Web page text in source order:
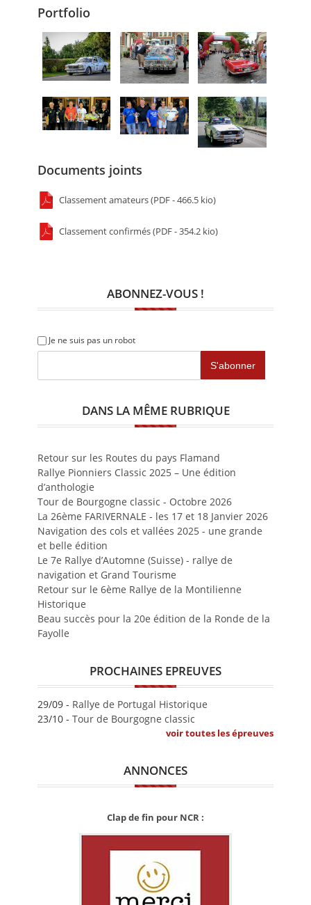
Portfolio
Documents joints
Classement amateurs (PDF - 466.5 kio)
Classement confirmés (PDF - 354.2 kio)
ABONNEZ-VOUS !
Je ne suis pas un robot
DANS LA MÊME RUBRIQUE
Retour sur les Routes du pays Flamand
Rallye Pionniers Classic 2025 – Une édition
d’anthologie
Tour de Bourgogne classic - Octobre 2026
La 26ème FARIVERNALE - les 17 et 18 Janvier 2026
Navigation des cols et vallées 2025 - une grande
et belle édition
Le 7e Rallye d’Automne (Suisse) - rallye de
navigation et Grand Tourisme
Retour sur le 6ème Rallye de la Montilienne
Historique
Beau succès pour la 20e édition de la Ronde de la
Fayolle
PROCHAINES EPREUVES
29/09 - Rallye de Portugal Historique
23/10 - Tour de Bourgogne classic
voir toutes les épreuves
ANNONCES
Clap de fin pour NCR :